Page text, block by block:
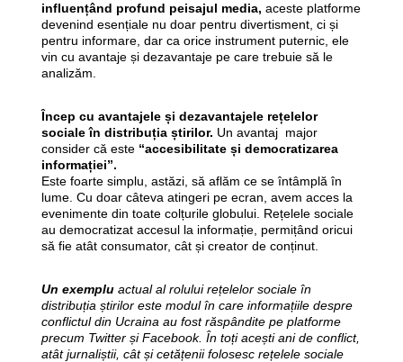
influențând profund peisajul media, aceste platforme
devenind esențiale nu doar pentru divertisment, ci și
pentru informare, dar ca orice instrument puternic, ele
vin cu avantaje și dezavantaje pe care trebuie să le
analizăm.
Încep cu avantajele și dezavantajele rețelelor
sociale în distribuția știrilor. Un avantaj major
consider că este “accesibilitate și democratizarea
informației”.
Este foarte simplu, astăzi, să aflăm ce se întâmplă în
lume. Cu doar câteva atingeri pe ecran, avem acces la
evenimente din toate colțurile globului. Rețelele sociale
au democratizat accesul la informație, permițând oricui
să fie atât consumator, cât și creator de conținut.
Un exemplu actual al rolului rețelelor sociale în
distribuția știrilor este modul în care informațiile despre
conflictul din Ucraina au fost răspândite pe platforme
precum Twitter și Facebook. În toți acești ani de conflict,
atât jurnaliștii, cât și cetățenii folosesc rețelele sociale